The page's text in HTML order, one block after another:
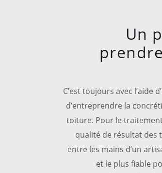
Un
C’est toujours avec l’aide
d’entreprendre la
toiture. Pour le
qualité de résultat des
entre les mains d’un
et le plus fiable